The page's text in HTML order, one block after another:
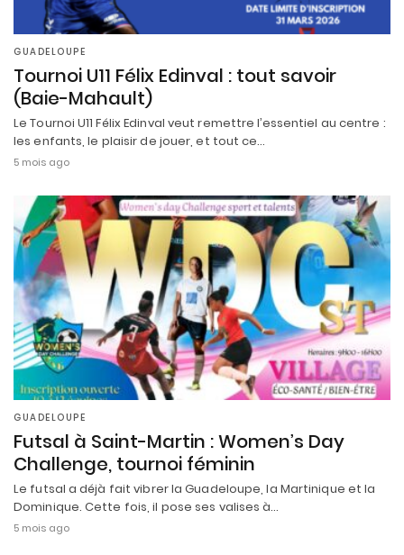
GUADELOUPE
Tournoi U11 Félix Edinval : tout savoir
(Baie-Mahault)
Le Tournoi U11 Félix Edinval veut remettre l’essentiel au centre :
les enfants, le plaisir de jouer, et tout ce…
5 mois ago
GUADELOUPE
Futsal à Saint-Martin : Women’s Day
Challenge, tournoi féminin
Le futsal a déjà fait vibrer la Guadeloupe, la Martinique et la
Dominique. Cette fois, il pose ses valises à…
5 mois ago